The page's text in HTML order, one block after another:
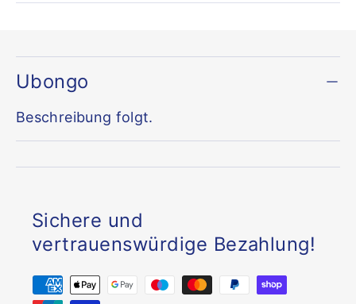
Ubongo
Beschreibung folgt.
Sichere und
vertrauenswürdige Bezahlung!